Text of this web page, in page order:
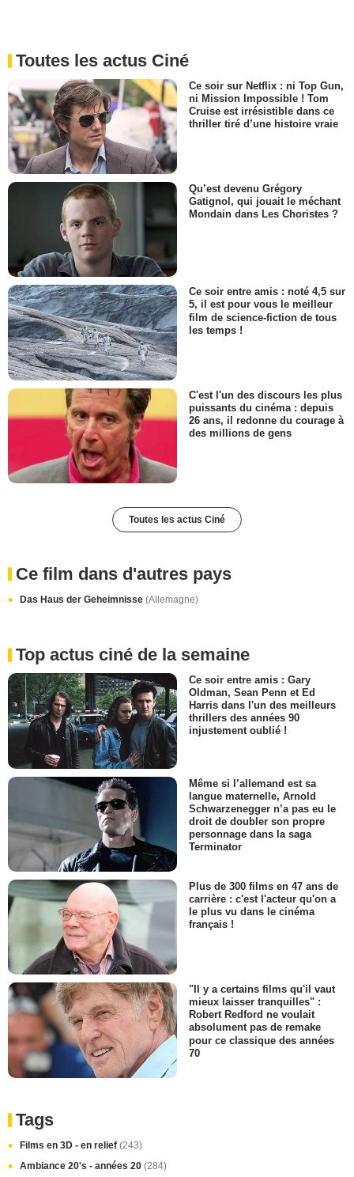
Toutes les actus Ciné
Ce soir sur Netflix : ni Top Gun,
ni Mission Impossible ! Tom
Cruise est irrésistible dans ce
thriller tiré d’une histoire vraie
Qu’est devenu Grégory
Gatignol, qui jouait le méchant
Mondain dans Les Choristes ?
Ce soir entre amis : noté 4,5 sur
5, il est pour vous le meilleur
film de science-fiction de tous
les temps !
C'est l'un des discours les plus
puissants du cinéma : depuis
26 ans, il redonne du courage à
des millions de gens
Toutes les actus Ciné
Ce film dans d'autres pays
Das Haus der Geheimnisse (Allemagne)
Top actus ciné de la semaine
Ce soir entre amis : Gary
Oldman, Sean Penn et Ed
Harris dans l'un des meilleurs
thrillers des années 90
injustement oublié !
Même si l’allemand est sa
langue maternelle, Arnold
Schwarzenegger n’a pas eu le
droit de doubler son propre
personnage dans la saga
Terminator
Plus de 300 films en 47 ans de
carrière : c'est l'acteur qu'on a
le plus vu dans le cinéma
français !
"Il y a certains films qu'il vaut
mieux laisser tranquilles" :
Robert Redford ne voulait
absolument pas de remake
pour ce classique des années
70
Tags
Films en 3D - en relief (243)
Ambiance 20's - années 20 (284)